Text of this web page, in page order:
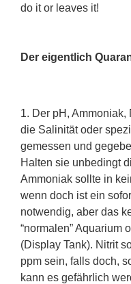
do it or leaves it!
Der eigentlich
1. Der pH, Ammoniak,
die Salinität oder
gemessen und
Halten sie unbedingt
Ammoniak sollte in
wenn doch ist ein
notwendig, aber das
“normalen” Aquarium
(Display Tank). Nitrit
ppm sein, falls doch,
kann es gefährlich